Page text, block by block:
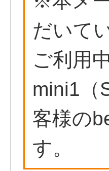
だいて
ご利用
mini1（
客様の
す。